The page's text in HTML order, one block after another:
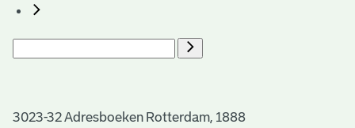
3023-32 Adresboeken Rotterdam, 1888